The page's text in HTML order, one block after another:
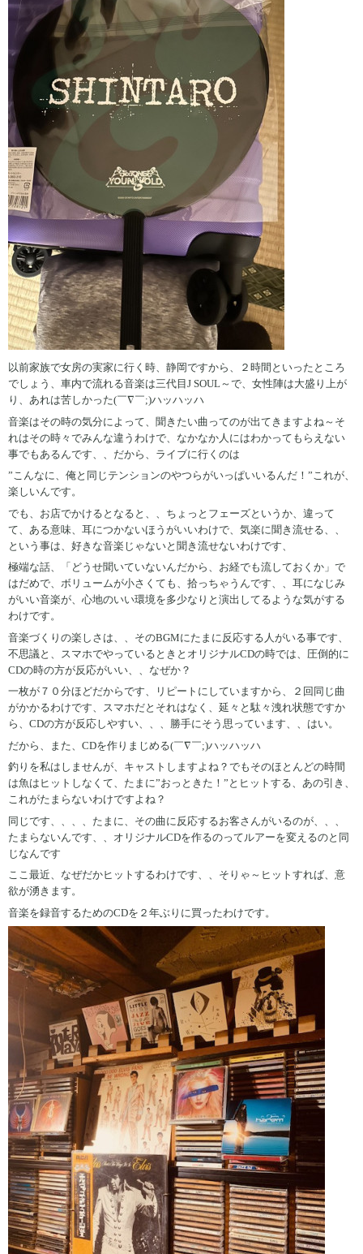
以前家族で女房の実家に行く時、静岡ですから、２時間といったところ
でしょう、車内で流れる音楽は三代目J SOUL～で、女性陣は大盛り上が
り、あれは苦しかった(￣∇￣;)ハッハッハ
音楽はその時の気分によって、聞きたい曲ってのが出てきますよね～そ
れはその時々でみんな違うわけで、なかなか人にはわかってもらえない
事でもあるんです、、だから、ライブに行くのは
”こんなに、俺と同じテンションのやつらがいっぱいいるんだ！”これが、
楽しいんです。
でも、お店でかけるとなると、、ちょっとフェーズというか、違って
て、ある意味、耳につかないほうがいいわけで、気楽に聞き流せる、、
という事は、好きな音楽じゃないと聞き流せないわけです、
極端な話、「どうせ聞いていないんだから、お経でも流しておくか」で
はだめで、ボリュームが小さくても、拾っちゃうんです、、耳になじみ
がいい音楽が、心地のいい環境を多少なりと演出してるような気がする
わけです。
音楽づくりの楽しさは、、そのBGMにたまに反応する人がいる事です、
不思議と、スマホでやっているときとオリジナルCDの時では、圧倒的に
CDの時の方が反応がいい、、なぜか？
一枚が７０分ほどだからです、リピートにしていますから、２回同じ曲
がかかるわけです、スマホだとそれはなく、延々と駄々洩れ状態ですか
ら、CDの方が反応しやすい、、、勝手にそう思っています、、はい。
だから、また、CDを作りまじめる(￣∇￣;)ハッハッハ
釣りを私はしませんが、キャストしますよね？でもそのほとんどの時間
は魚はヒットしなくて、たまに”おっときた！”とヒットする、あの引き、
これがたまらないわけですよね？
同じです、、、、たまに、その曲に反応するお客さんがいるのが、、、
たまらないんです、、オリジナルCDを作るのってルアーを変えるのと同
じなんです
ここ最近、なぜだかヒットするわけです、、そりゃ～ヒットすれば、意
欲が湧きます。
音楽を録音するためのCDを２年ぶりに買ったわけです。